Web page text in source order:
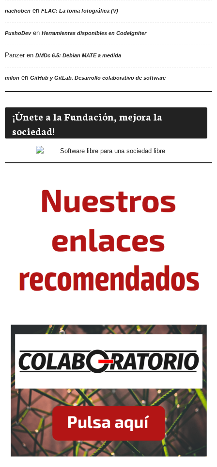
nachoben en FLAC: La toma fotográfica (V)
PushoDeven Herramientas disponibles en CodeIgniter
Panzer en DMDc 6.5: Debian MATE a medida
milon en GitHub y GitLab. Desarrollo colaborativo de software
¡Únete a la Fundación, mejora la
sociedad!